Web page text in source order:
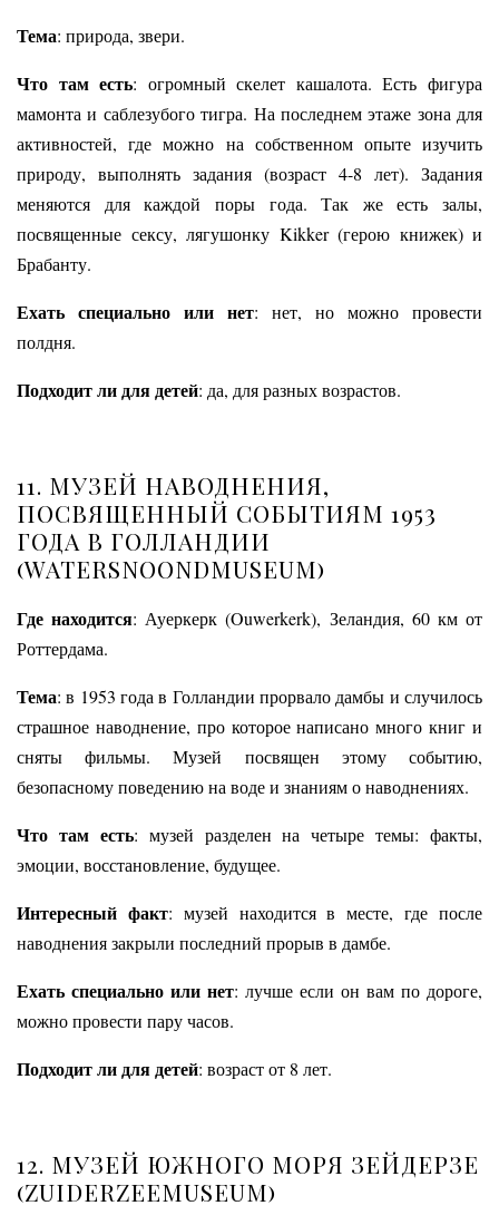
Тема: природа, звери.
Что там есть: огромный скелет кашалота. Есть фигура
мамонта и саблезубого тигра. На последнем этаже зона для
активностей, где можно на собственном опыте изучить
природу, выполнять задания (возраст 4-8 лет). Задания
меняются для каждой поры года. Так же есть залы,
посвященные сексу, лягушонку Kikker (герою книжек) и
Брабанту.
Ехать специально или нет: нет, но можно провести
полдня.
Подходит ли для детей: да, для разных возрастов.
11. МУЗЕЙ НАВОДНЕНИЯ,
ПОСВЯЩЕННЫЙ СОБЫТИЯМ 1953
ГОДА В ГОЛЛАНДИИ
(WATERSNOONDMUSEUM)
Где находится: Ауеркерк (Ouwerkerk), Зеландия, 60 км от
Роттердама.
Тема: в 1953 года в Голландии прорвало дамбы и случилось
страшное наводнение, про которое написано много книг и
сняты фильмы. Музей посвящен этому событию,
безопасному поведению на воде и знаниям о наводнениях.
Что там есть: музей разделен на четыре темы: факты,
эмоции, восстановление, будущее.
Интересный факт: музей находится в месте, где после
наводнения закрыли последний прорыв в дамбе.
Ехать специально или нет: лучше если он вам по дороге,
можно провести пару часов.
Подходит ли для детей: возраст от 8 лет.
12. МУЗЕЙ ЮЖНОГО МОРЯ ЗЕЙДЕРЗЕ
(ZUIDERZEEMUSEUM)